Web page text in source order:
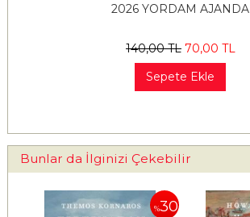
2026 YORDAM AJANDA
140,00TL 70,00 TL
Sepete Ekle
Bunlar da İlginizi Çekebilir
%30